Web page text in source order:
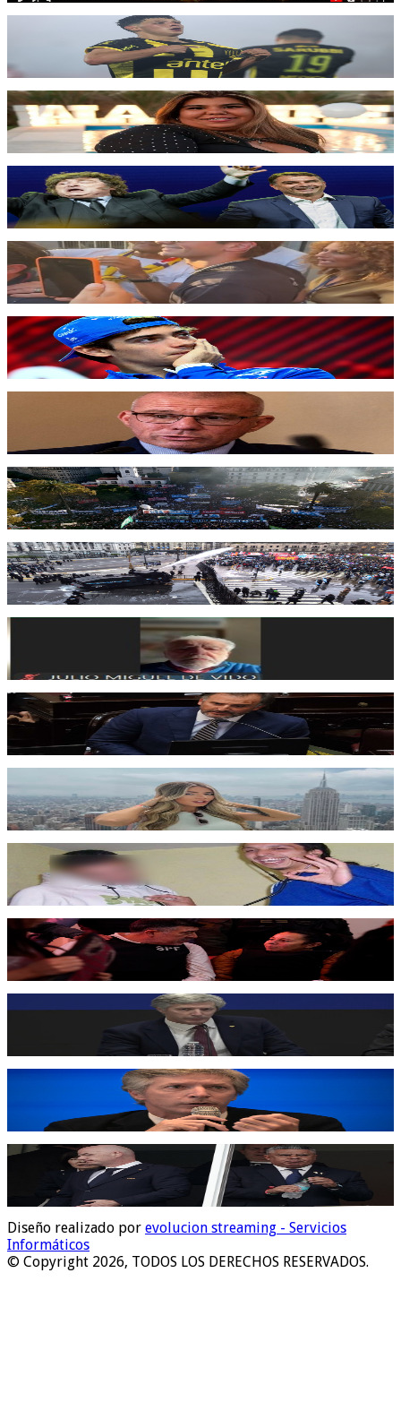
Diseño realizado por evolucion streaming - Servicios
Informáticos
© Copyright 2026, TODOS LOS DERECHOS RESERVADOS.